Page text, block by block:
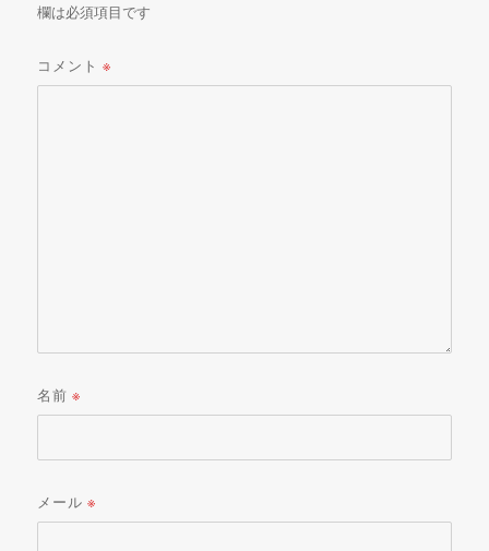
欄は必須項目です
コメント※
名前※
メール※